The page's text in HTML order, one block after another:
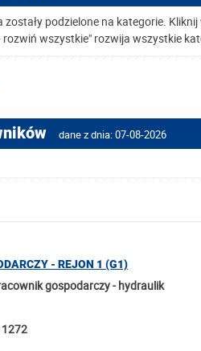
zostały podzielone na kategorie.
rozwiń wszystkie" rozwija wszystkie
dane z dnia: 07-08-2026
- REJON 1 (G1)
gospodarczy - hydraulik
1272